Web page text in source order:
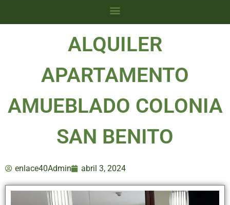
ALQUILER
APARTAMENTO
AMUEBLADO COLONIA
SAN BENITO
enlace40Admin abril 3, 2024